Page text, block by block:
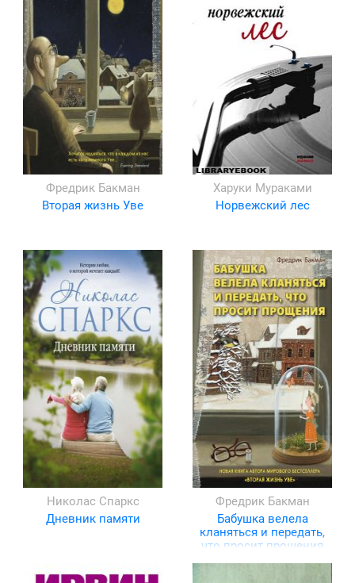
Фредрик Бакман
Вторая жизнь Уве
Харуки Мураками
Норвежский лес
Николас Спаркс
Дневник памяти
Фредрик Бакман
Бабушка велела
кланяться и передать,
что просит прощения